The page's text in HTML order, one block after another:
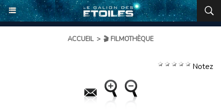
ACCUEIL > 🎬 FILMOTHÈQUE
Notez